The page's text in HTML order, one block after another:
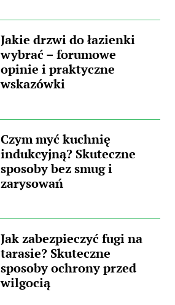
Jakie drzwi do łazienki
wybrać – forumowe
opinie i praktyczne
wskazówki
Czym myć kuchnię
indukcyjną? Skuteczne
sposoby bez smug i
zarysowań
Jak zabezpieczyć fugi na
tarasie? Skuteczne
sposoby ochrony przed
wilgocią